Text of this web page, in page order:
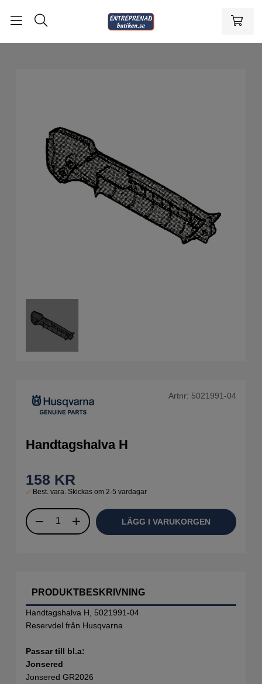
Artnr: 5021991-04
Handtagshalva H
158 KR
Best. vara. Skickas om 2-5 vardagar
LÄGG I VARUKORGEN
PRODUKTBESKRIVNING
Handtagshalva H, 5021991-04
Reservdel från Husqvarna
Passar till bl.a:
Jonsered
Jonsered GR2026